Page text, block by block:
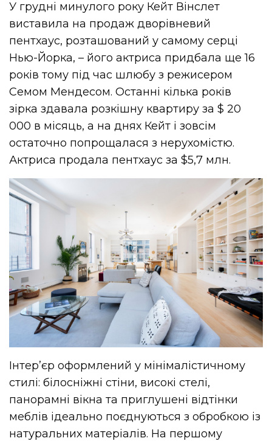
У грудні минулого року Кейт Вінслет
виставила на продаж дворівневий
пентхаус, розташований у самому серці
Нью-Йорка, – його актриса придбала ще 16
років тому під час шлюбу з режисером
Семом Мендесом. Останні кілька років
зірка здавала розкішну квартиру за $ 20
000 в місяць, а на днях Кейт і зовсім
остаточно попрощалася з нерухомістю.
Актриса продала пентхаус за $5,7 млн.
Інтер’єр оформлений у мінімалістичному
стилі: білосніжні стіни, високі стелі,
панорамні вікна та приглушені відтінки
меблів ідеально поєднуються з обробкою із
натуральних матеріалів. На першому